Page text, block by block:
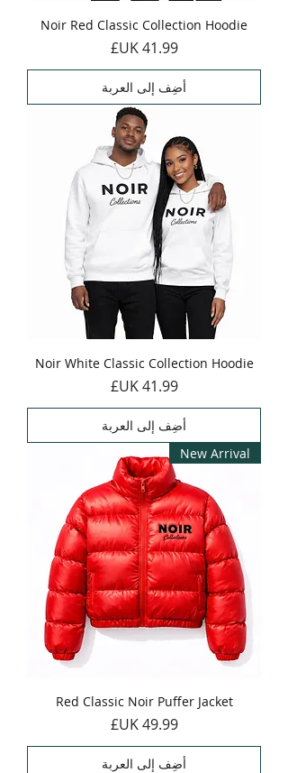
Noir Red Classic Collection Hoodie
السعر‏41.99 UK£
أضِف إلى العربة
Noir White Classic Collection Hoodie
السعر‏41.99 UK£
أضِف إلى العربة
New Arrival
Red Classic Noir Puffer Jacket
السعر‏49.99 UK£
أضِف إلى العربة